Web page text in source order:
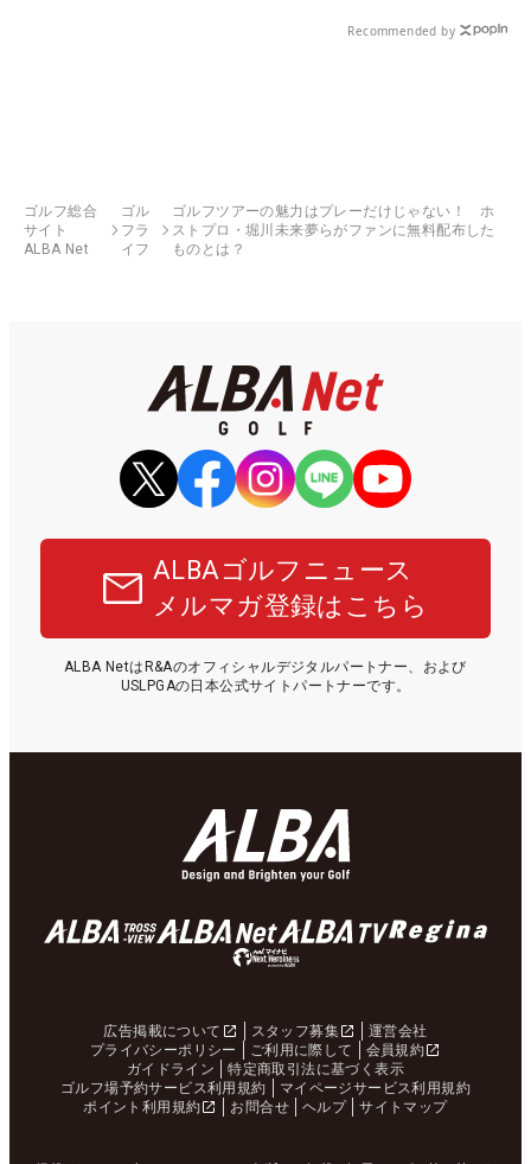
Recommended by
ゴルフ総合
サイト
ALBA Net
ゴル
フラ
イフ
ゴルフツアーの魅力はプレーだけじゃない！ ホ
ストプロ・堀川未来夢らがファンに無料配布した
ものとは？
ALBAゴルフニュース
メルマガ登録はこちら
ALBA NetはR&Aのオフィシャルデジタルパートナー、および
USLPGAの日本公式サイトパートナーです。
広告掲載について スタッフ募集
運営会社
プライバシーポリシー
ご利用に際して
会員規約
ガイドライン
特定商取引法に基づく表示
ゴルフ場予約サービス利用規約
マイページサービス利用規約
ポイント利用規約
お問合せ ヘルプ サイトマップ